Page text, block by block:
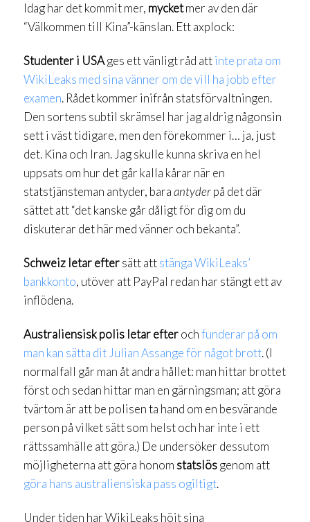
Idag har det kommit mer, mycketmer av den där
“Välkommen till Kina”-känslan. Ett axplock:
Studenter i USAges ett vänligt råd attinte prata om
WikiLeaks med sina vänner om de vill ha jobb efter
examen. Rådet kommer inifrån statsförvaltningen.
Den sortens subtil skrämsel har jag aldrig någonsin
sett i väst tidigare, men den förekommer i… ja, just
det. Kina och Iran. Jag skulle kunna skriva en hel
uppsats om hur det går kalla kårar när en
statstjänsteman antyder, baraantyderpå det där
sättet att “det kanske går dåligt för dig om du
diskuterar det här med vänner och bekanta”.
Schweiz letar eftersätt attstänga WikiLeaks’
bankkonto, utöver att PayPal redan har stängt ett av
inflödena.
Australiensisk polis letar efterochfunderar på om
man kan sätta dit Julian Assange för något brott. (I
normalfall går man åt andra hållet: man hittar brottet
först och sedan hittar man en gärningsman; att göra
tvärtom är att be polisen ta hand om en besvärande
person på vilket sätt som helst och har inte i ett
rättssamhälle att göra.) De undersöker dessutom
möjligheterna att göra honom statslösgenom att
göra hans australiensiska pass ogiltigt.
Under tiden har WikiLeaks höjt sina